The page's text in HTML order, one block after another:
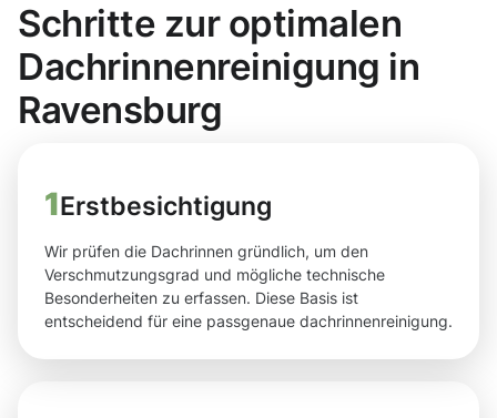
Schritte zur optimalen
Dachrinnenreinigung in
Ravensburg
1Erstbesichtigung
Wir prüfen die Dachrinnen gründlich, um den
Verschmutzungsgrad und mögliche technische
Besonderheiten zu erfassen. Diese Basis ist
entscheidend für eine passgenaue dachrinnenreinigung.